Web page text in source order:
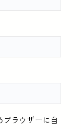
ラウザーに自